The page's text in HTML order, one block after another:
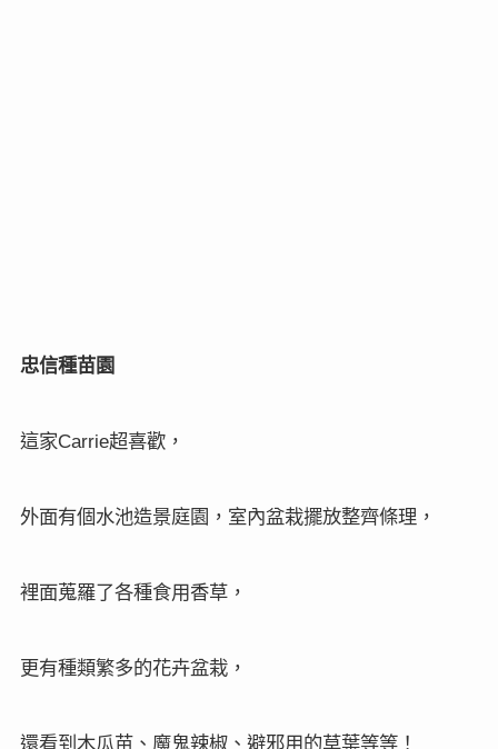
廣善園藝 神秘果的家
這家老闆非常友善，很熱心回答問題，
神秘果就是吃了之後，再吃酸的，味覺會產生改變，